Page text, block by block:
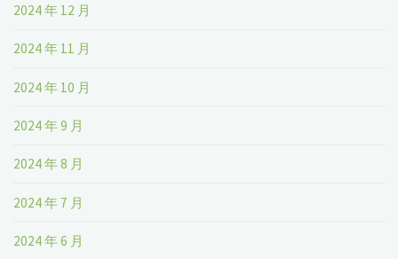
2024 年 12 月
2024 年 11 月
2024 年 10 月
2024 年 9 月
2024 年 8 月
2024 年 7 月
2024 年 6 月